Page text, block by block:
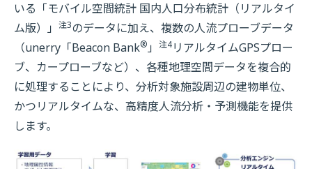
いる「モバイル空間統計 国内人口分布統計（リアルタイ
ム版）」 注3のデータに加え、複数の人流プローブデータ
（unerry「Beacon Bank® 」 注4リアルタイムGPSプロー
ブ、カープローブなど）、各種地理空間データを複合的
に処理することにより、分析対象施設周辺の建物単位、
かつリアルタイムな、高精度人流分析・予測機能を提供
します。